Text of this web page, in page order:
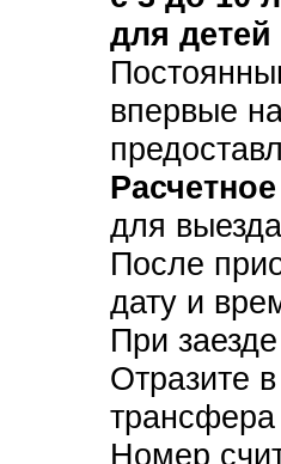
для детей
впервые
для
После
дату и
При
Отразите
Номер